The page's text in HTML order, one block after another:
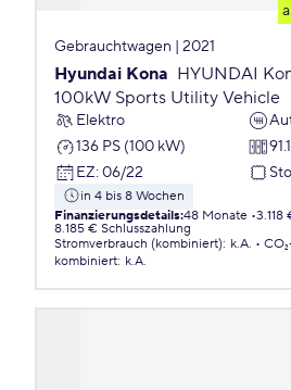
Gebrauchtwagen | 2021
Hyundai Kona HYUNDAI
100kW Sports Utility Vehicle
Elektro
136 PS (100 kW)
EZ: 06/22
in 4 bis 8 Wochen
Finanzierungsdetails:48 Monate
8.185 € Schlusszahlung
Stromverbrauch (kombiniert): k.A.
kombiniert: k.A.